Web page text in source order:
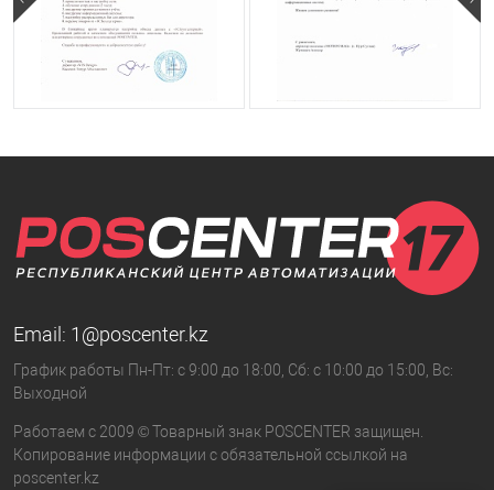
Email: 1@poscenter.kz
График работы Пн-Пт: с 9:00 до 18:00, Сб: с 10:00 до 15:00, Вс:
Выходной
Работаем с 2009 © Товарный знак POSCENTER защищен.
Копирование информации с обязательной ссылкой на
poscenter.kz